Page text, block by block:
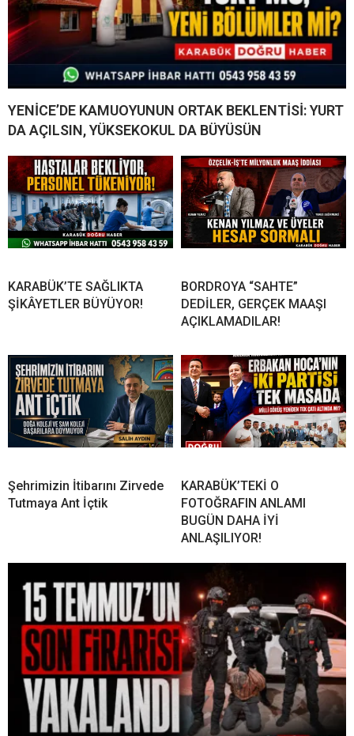
YENİCE’DE KAMUOYUNUN ORTAK BEKLENTİSİ: YURT
DA AÇILSIN, YÜKSEKOKUL DA BÜYÜSÜN
KARABÜK’TE SAĞLIKTA
ŞİKÂYETLER BÜYÜYOR!
BORDROYA “SAHTE”
DEDİLER, GERÇEK MAAŞI
AÇIKLAMADILAR!
Şehrimizin İtibarını Zirvede
Tutmaya Ant İçtik
KARABÜK’TEKİ O
FOTOĞRAFIN ANLAMI
BUGÜN DAHA İYİ
ANLAŞILIYOR!